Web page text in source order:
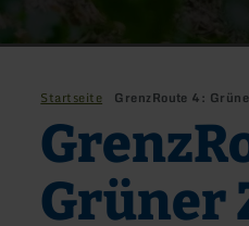
Startseite GrenzRoute 4:
Grüner